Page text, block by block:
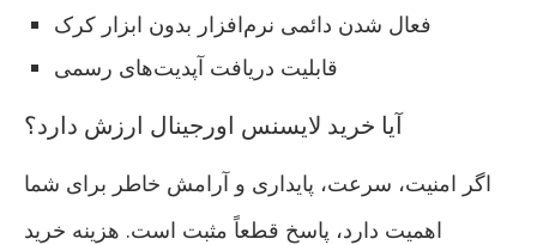
فعال شدن دائمی نرم‌افزار بدون ابزار کرک
قابلیت دریافت آپدیت‌های رسمی
آیا خرید لایسنس اورجینال ارزش دارد؟
اگر امنیت، سرعت، پایداری و آرامش خاطر برای شما
اهمیت دارد، پاسخ قطعاً مثبت است. هزینه خرید